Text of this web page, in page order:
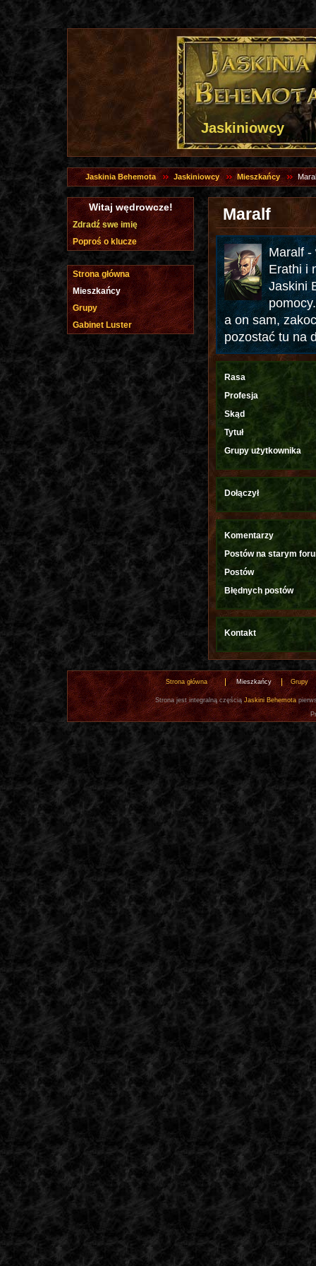
Jaskiniowcy
Jaskinia Behemota Jaskiniowcy Mieszkańcy
Maralf
Maralf -
Erathi i
Jaskini
a on sam,
pozostać tu na
Rasa
Profesja
Skąd
Tytuł
Grupy użytkownika
Dołączył
Komentarzy
Postów na starym
Postów
Błędnych postów
Kontakt
Witaj wędrowcze!
Zdradź swe imię
Poproś o klucze
Strona główna
Mieszkańcy
Grupy
Gabinet Luster
Strona główna Mieszkańcy Grupy
Strona jest integralną częścią Jaskini Behemota